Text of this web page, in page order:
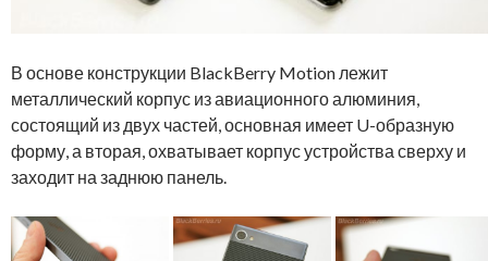
В основе конструкции BlackBerry Motion лежит
металлический корпус из авиационного алюминия,
состоящий из двух частей, основная имеет U-образную
форму, а вторая, охватывает корпус устройства сверху и
заходит на заднюю панель.